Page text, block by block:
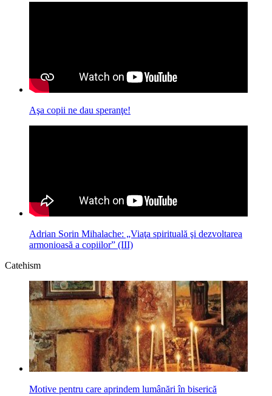
Aşa copii ne dau speranţe!
Adrian Sorin Mihalache: „Viaţa spirituală şi dezvoltarea
armonioasă a copiilor” (III)
Catehism
Motive pentru care aprindem lumânări în biserică